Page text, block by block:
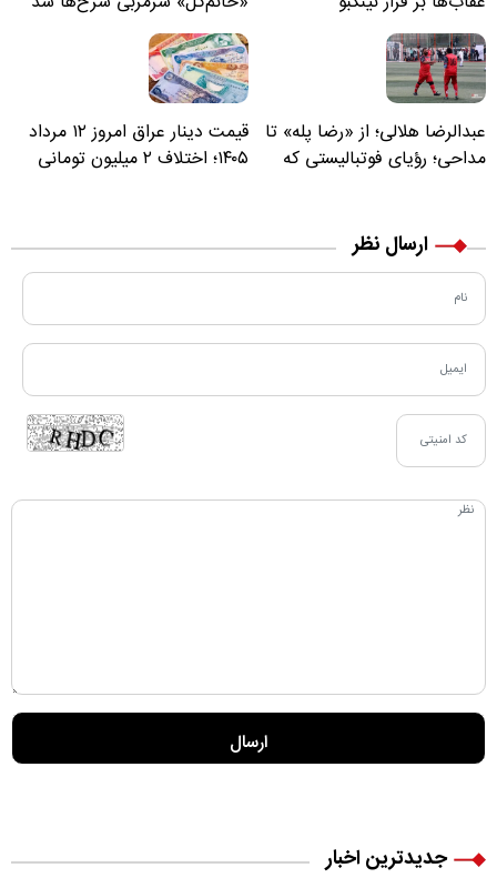
عبدالرضا هلالی؛ از «رضا پله» تا
مداحی؛ رؤیای فوتبالیستی که
قیمت دینار عراق امروز ۱۲ مرداد
۱۴۰۵؛ اختلاف ۲ میلیون تومانی
ارسال نظر
جدیدترین اخبار